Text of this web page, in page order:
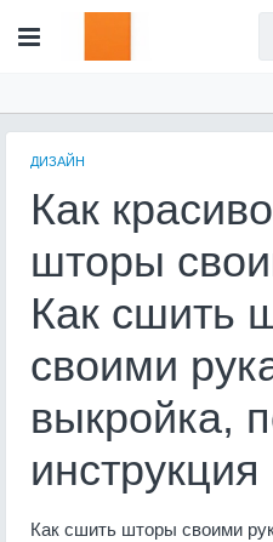
ДИЗАЙН
Как
шторы
Как сшить
своими
выкройка,
инструкция
Как сшить шторы своими